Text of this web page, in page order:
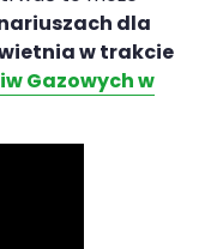
dla
w trakcie
Gazowych w